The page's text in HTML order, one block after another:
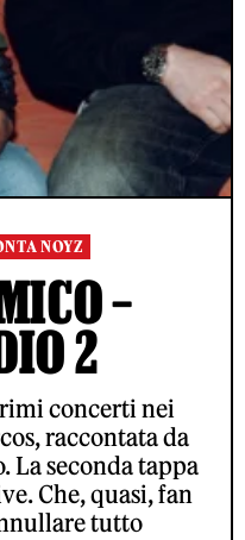
NOYZ
–
2
concerti nei
raccontata da
La seconda tappa
Che, quasi, fan
tutto